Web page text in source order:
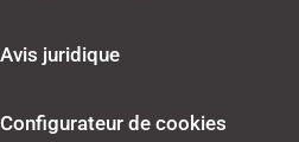
Avis juridique
Configurateur de cookies